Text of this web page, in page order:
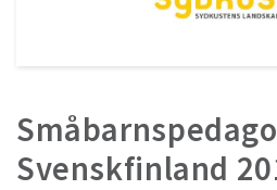
Svenskfinland